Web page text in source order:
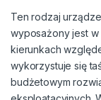
Ten rodzaj
wyposażony jest w
kierunkach
wykorzystuje się
budżetowym